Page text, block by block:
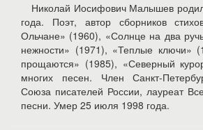
Николай Иосифович Малышев
года. Поэт, автор сборников
Ольчане» (1960), «Солнце на два
нежности» (1971), «Теплые ключи»
прощаются» (1985), «Северный
многих песен. Член Санкт-
Союза писателей России, лауреат
песни. Умер 25 июля 1998 года.